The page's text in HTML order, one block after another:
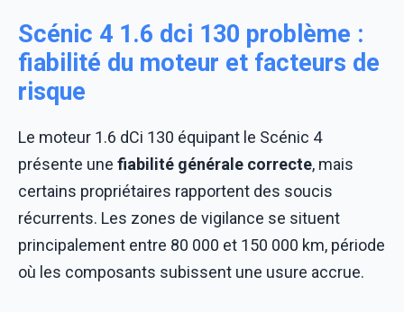
Scénic 4 1.6 dci 130 problème :
fiabilité du moteur et facteurs de
risque
Le moteur 1.6 dCi 130 équipant le Scénic 4
présente une fiabilité générale correcte, mais
certains propriétaires rapportent des soucis
récurrents. Les zones de vigilance se situent
principalement entre 80 000 et 150 000 km, période
où les composants subissent une usure accrue.